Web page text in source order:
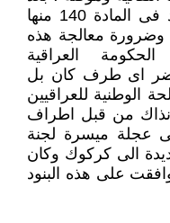
اقرار الدستور العراقى الدائم ورد فى المادة 140 منها
وضرورة معالجة هذه
العراقية
تضر اى طرف كان بل
الوطنية للعراقيين
من قبل اطراف
عجلة ميسرة لجنة
الى كركوك وكان
على هذه البنود